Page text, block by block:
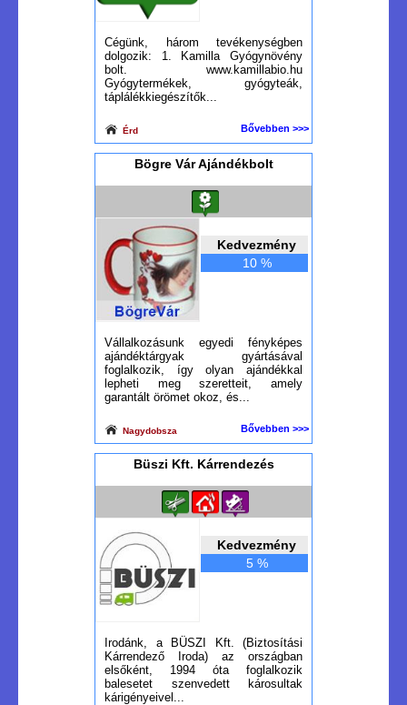
Cégünk, három tevékenységben
dolgozik: 1. Kamilla Gyógynövény
bolt. www.kamillabio.hu
Gyógytermékek, gyógyteák,
táplálékkiegészítők...
Érd Bővebben >>>
Bögre Vár Ajándékbolt
Kedvezmény
10 %
Vállalkozásunk egyedi fényképes
ajándéktárgyak gyártásával
foglalkozik, így olyan ajándékkal
lepheti meg szeretteit, amely
garantált örömet okoz, és...
Nagydobsza Bővebben >>>
Büszi Kft. Kárrendezés
Kedvezmény
5 %
Irodánk, a BÜSZI Kft. (Biztosítási
Kárrendező Iroda) az országban
elsőként, 1994 óta foglalkozik
balesetet szenvedett károsultak
kárigényeivel...